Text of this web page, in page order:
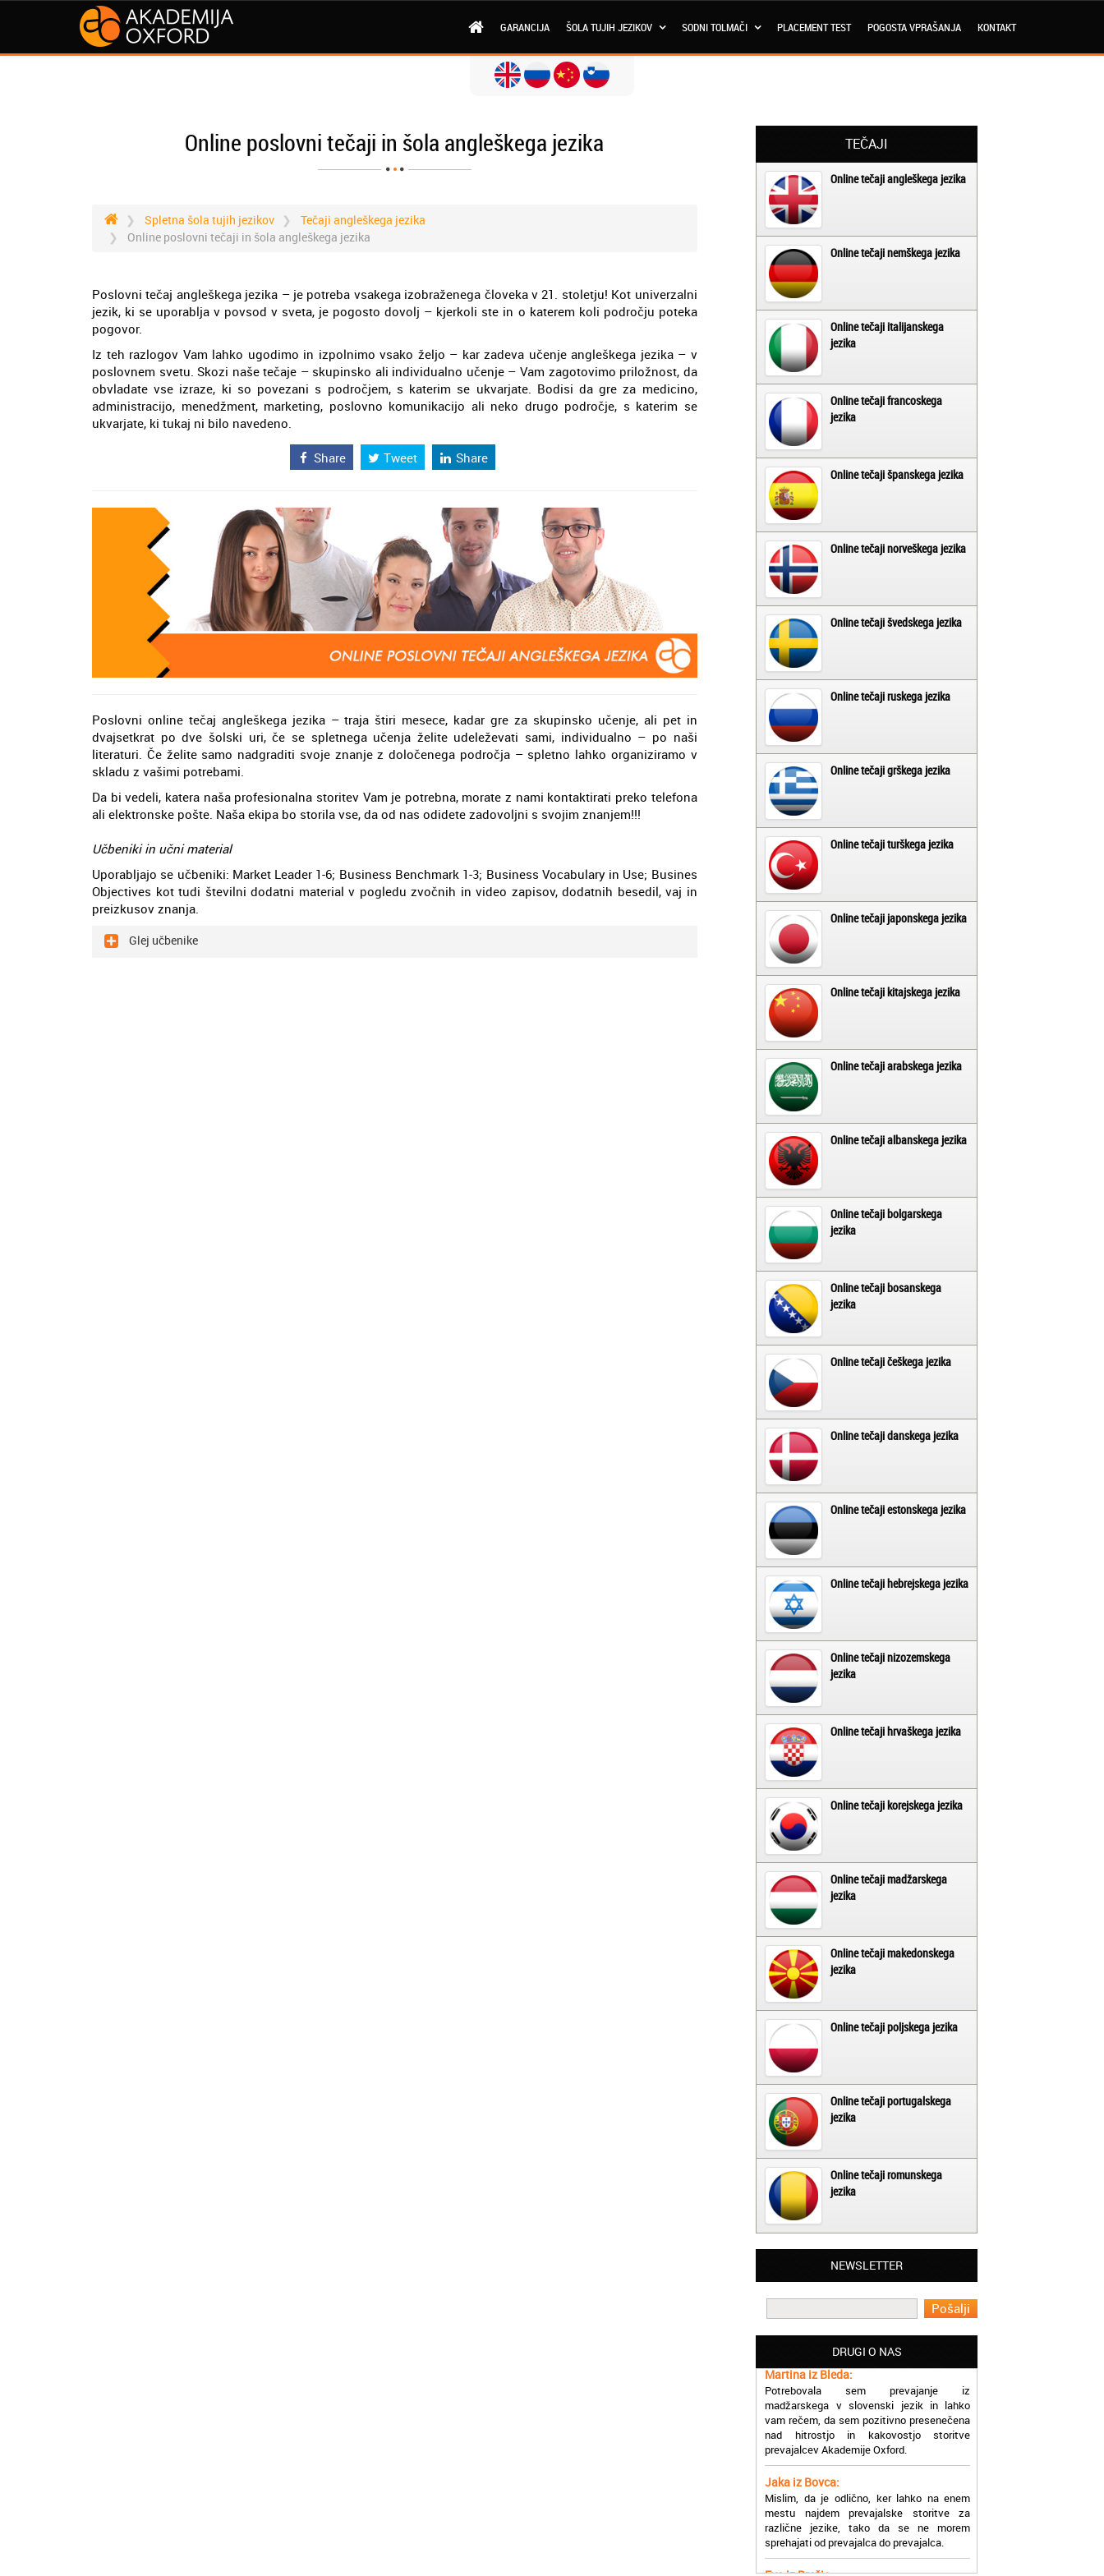
GARANCIJA ŠOLA TUJIH JEZIKOV SODNI TOLMAČI PLACEMENT TEST POGOSTA VPRAŠANJA KONTAKT
Online poslovni tečaji in šola angleškega jezika
Spletna šola tujih jezikov
Tečaji angleškega jezika
Online poslovni tečaji in šola angleškega jezika
Poslovni tečaj angleškega jezika – je potreba vsakega izobraženega človeka v 21. stoletju! Kot univerzalni
jezik, ki se uporablja v povsod v sveta, je pogosto dovolj – kjerkoli ste in o katerem koli področju poteka
pogovor.
Iz teh razlogov Vam lahko ugodimo in izpolnimo vsako željo – kar zadeva učenje angleškega jezika – v
poslovnem svetu. Skozi naše tečaje – skupinsko ali individualno učenje – Vam zagotovimo priložnost, da
obvladate vse izraze, ki so povezani s področjem, s katerim se ukvarjate. Bodisi da gre za medicino,
administracijo, menedžment, marketing, poslovno komunikacijo ali neko drugo področje, s katerim se
ukvarjate, ki tukaj ni bilo navedeno.
Share Tweet Share
Poslovni online tečaj angleškega jezika – traja štiri mesece, kadar gre za skupinsko učenje, ali pet in
dvajsetkrat po dve šolski uri, če se spletnega učenja želite udeleževati sami, individualno – po naši
literaturi. Če želite samo nadgraditi svoje znanje z določenega področja – spletno lahko organiziramo v
skladu z vašimi potrebami.
Da bi vedeli, katera naša profesionalna storitev Vam je potrebna, morate z nami kontaktirati preko telefona
ali elektronske pošte. Naša ekipa bo storila vse, da od nas odidete zadovoljni s svojim znanjem!!!
Učbeniki in učni material
Uporabljajo se učbeniki: Market Leader 1-6; Business Benchmark 1-3; Business Vocabulary in Use; Busines
Objectives kot tudi številni dodatni material v pogledu zvočnih in video zapisov, dodatnih besedil, vaj in
preizkusov znanja.
Glej učbenike
TEČAJI
Online tečaji angleškega jezika
Online tečaji nemškega jezika
Online tečaji italijanskega
jezika
Online tečaji francoskega
jezika
Online tečaji španskega jezika
Online tečaji norveškega jezika
Online tečaji švedskega jezika
Online tečaji ruskega jezika
Online tečaji grškega jezika
Online tečaji turškega jezika
Online tečaji japonskega jezika
Online tečaji kitajskega jezika
Online tečaji arabskega jezika
Online tečaji albanskega jezika
Online tečaji bolgarskega
jezika
Online tečaji bosanskega
jezika
Online tečaji češkega jezika
Online tečaji danskega jezika
Online tečaji estonskega jezika
Online tečaji hebrejskega jezika
Online tečaji nizozemskega
jezika
Online tečaji hrvaškega jezika
Online tečaji korejskega jezika
Online tečaji madžarskega
jezika
Online tečaji makedonskega
jezika
Online tečaji poljskega jezika
Online tečaji portugalskega
jezika
Online tečaji romunskega
jezika
NEWSLETTER
DRUGI O NAS
Matjaž iz Ajdovščine:
Lahko pohvalim vse zaposlene v Akademiji
prevajalske storitve opravljajo hitro in
učinkoviti.
Martina iz Bleda:
Potrebovala sem prevajanje iz
madžarskega v slovenski jezik in lahko
vam rečem, da sem pozitivno presenečena
nad hitrostjo in kakovostjo storitve
prevajalcev Akademije Oxford.
Jaka iz Bovca:
Mislim, da je odlično, ker lahko na enem
mestu najdem prevajalske storitve za
različne jezike, tako da se ne morem
sprehajati od prevajalca do prevajalca.
Eva iz Brežic:
Nujno sem potrebovala prevod v francoski